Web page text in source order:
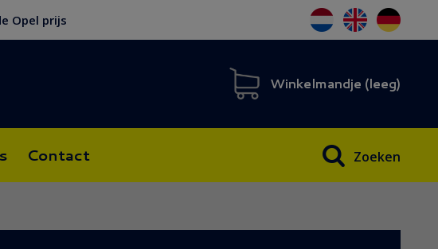
Opel prijs
Winkelmandje (leeg)
Contact Zoeken